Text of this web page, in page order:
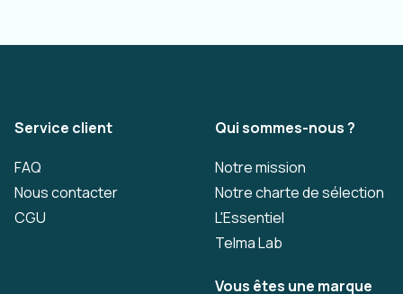
Service client
FAQ
Nous contacter
CGU
Qui sommes-nous ?
Notre mission
Notre charte de sélection
L'Essentiel
Telma Lab
Vous êtes une marque